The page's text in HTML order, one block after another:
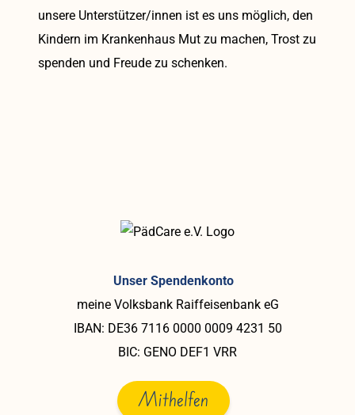
unsere Unterstützer/innen ist es uns möglich, den
Kindern im Krankenhaus Mut zu machen, Trost zu
spenden und Freude zu schenken.
Unser Spendenkonto
meine Volksbank Raiffeisenbank eG
IBAN: DE36 7116 0000 0009 4231 50
BIC: GENO DEF1 VRR
Mithelfen